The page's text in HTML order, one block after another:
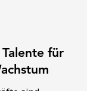
für